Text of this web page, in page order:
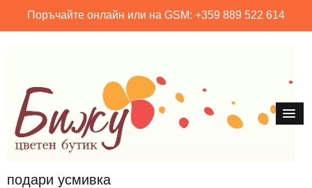
Поръчайте онлайн или на GSM: +359 889 522 614
подари усмивка